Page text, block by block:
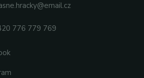
776 779 769